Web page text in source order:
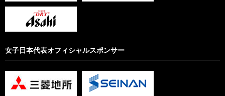
女子日本代表オフィシャルスポンサー